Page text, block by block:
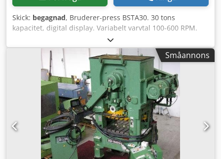
Skick: begagnad, Bruderer-press BSTA30. 30 tons
kapacitet, digital display. Variabelt varvtal 100-600 RPM.
Slaglängdsjustering 8-40 mm, ramjustering 40 mm.
Drivmotor 5,5 kW. Max materialbredd 120 mm. Max
materialtjocklek 3 mm. Cedpfox Sr Nbox Ai TsrfSmåannons